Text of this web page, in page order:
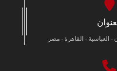
- العباسية - القاهرة - مصر